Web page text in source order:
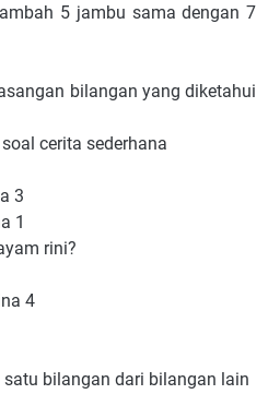
5 jambu sama dengan 7
bilangan yang diketahui
cerita sederhana
3
1
rini?
4
bilangan dari bilangan lain